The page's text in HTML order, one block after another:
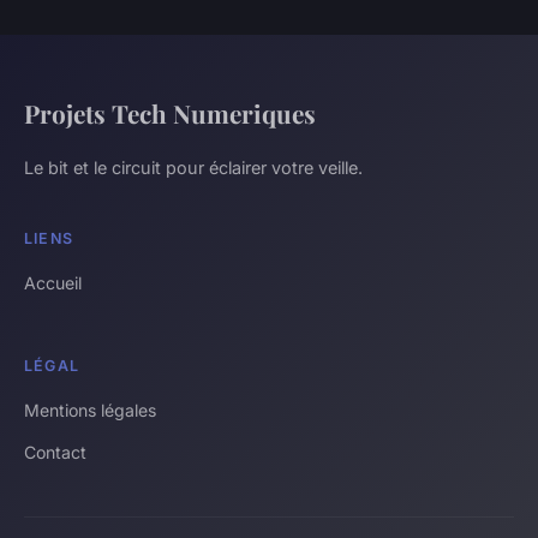
Projets Tech Numeriques
Le bit et le circuit pour éclairer votre veille.
LIENS
Accueil
LÉGAL
Mentions légales
Contact